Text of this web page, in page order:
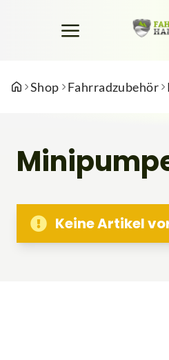
Shop Fahrradzubehör
Keine Artikel